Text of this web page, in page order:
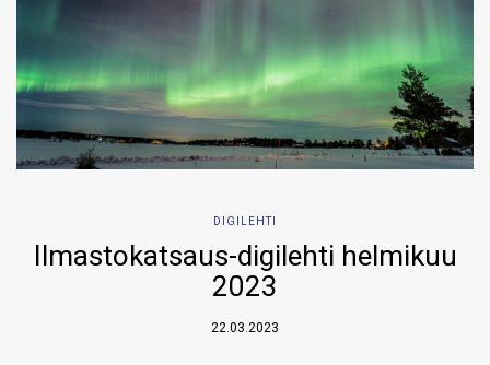
DIGILEHTI
Ilmastokatsaus-digilehti helmikuu
2023
22.03.2023